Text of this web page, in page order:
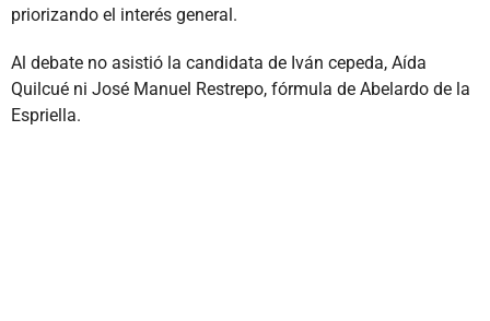
priorizando el interés general.
Al debate no asistió la candidata de Iván cepeda, Aída
Quilcué ni José Manuel Restrepo, fórmula de Abelardo de la
Espriella.